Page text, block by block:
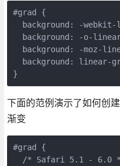
#grad
{
background : -webkit-
background : -o-
background : -moz-
background : linear-
}
下面的范例演示了如何创
渐变
#grad
{
/* Safari 5.1 - 6.0